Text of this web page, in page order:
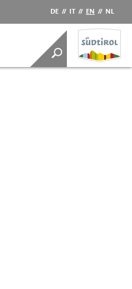
DE // IT // EN // NL